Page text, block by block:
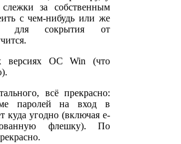
за собственным
с чем-нибудь или же
для сокрытия от
версиях ОС Win (что
всё прекрасно:
паролей на вход в
куда угодно (включая e-
флешку). По